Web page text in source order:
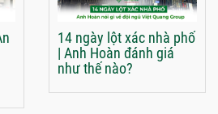
14 ngày lột xác nhà phố
| Anh Hoàn đánh giá
như thế nào?